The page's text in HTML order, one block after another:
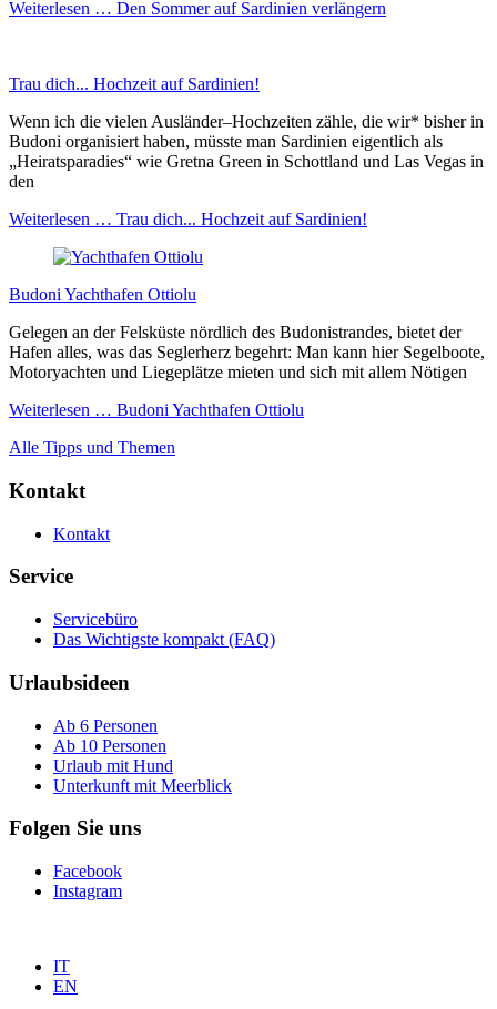
Weiterlesen … Den Sommer auf Sardinien verlängern
Trau dich... Hochzeit auf Sardinien!
Wenn ich die vielen Ausländer–Hochzeiten zähle, die wir* bisher in
Budoni organisiert haben, müsste man Sardinien eigentlich als
„Heiratsparadies“ wie Gretna Green in Schottland und Las Vegas in
den
Weiterlesen … Trau dich... Hochzeit auf Sardinien!
Budoni Yachthafen Ottiolu
Gelegen an der Felsküste nördlich des Budonistrandes, bietet der
Hafen alles, was das Seglerherz begehrt: Man kann hier Segelboote,
Motoryachten und Liegeplätze mieten und sich mit allem Nötigen
Weiterlesen … Budoni Yachthafen Ottiolu
Alle Tipps und Themen
Kontakt
Kontakt
Service
Servicebüro
Das Wichtigste kompakt (FAQ)
Urlaubsideen
Ab 6 Personen
Ab 10 Personen
Urlaub mit Hund
Unterkunft mit Meerblick
Folgen Sie uns
Facebook
Instagram
IT
EN